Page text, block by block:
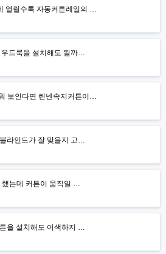
열릴수록 자동커튼레일의 …
드룩을 설치해도 될까…
보인다면 린넨속지커튼이…
라인드가 잘 맞을지 고…
했는데 커튼이 움직일 …
을 설치해도 어색하지 …